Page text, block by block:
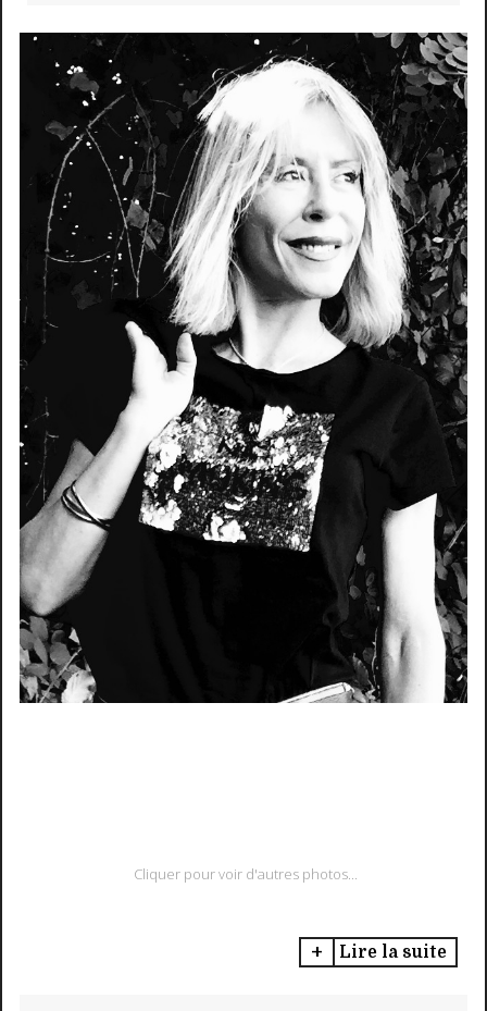
Cliquer pour voir d'autres photos...
Lire la suite